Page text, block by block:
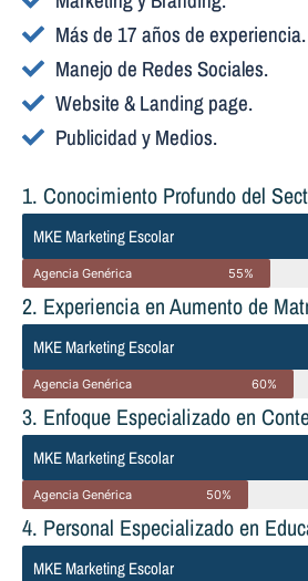
Más de 17 años de experiencia.
Manejo de Redes Sociales.
Website & Landing page.
Publicidad y Medios.
1. Conocimiento Profundo del
MKE Marketing Escolar
Agencia Genérica 55%
2. Experiencia en Aumento de
MKE Marketing Escolar
Agencia Genérica 60%
3. Enfoque Especializado en
MKE Marketing Escolar
Agencia Genérica 50%
4. Personal Especializado en
MKE Marketing Escolar